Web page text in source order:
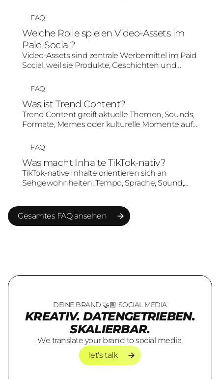
Watchtime kann organische Verbreitung,
Algorithmusbewertung und Creative-
Performance positiv beeinflussen.
FAQ
Welche Rolle spielen Video-Assets im
Paid Social?
Video-Assets sind zentrale Werbemittel im Paid
Social, weil sie Produkte, Geschichten und
aufmerksamkeitsstark vermitteln können.
Entscheidend sind ein starker Einstieg, mobile
Optimierung, klare Botschaft und eine Struktur,
die zur Plattform passt.
FAQ
Was ist Trend Content?
Trend Content greift aktuelle Themen, Sounds,
Formate, Memes oder kulturelle Momente auf
Media-Inhalte. Entscheidend ist, dass der Trend
nicht nur kopiert, sondern sinnvoll mit
Zielgruppe und Markenbotschaft verbunden
wird.
FAQ
Was macht Inhalte TikTok-nativ?
TikTok-native Inhalte orientieren sich an
Sehgewohnheiten, Tempo, Sprache, Sound,
Content, der in der Plattformumgebung
verstanden und akzeptiert wird.
Gesamtes FAQ ansehen
DEINE BRAND 🤝🏼 SOCIAL MEDIA
KREATIV. DATENGETRIEBEN.
SKALIERBAR.
We translate your brand to social media.
let's talk
let's talk